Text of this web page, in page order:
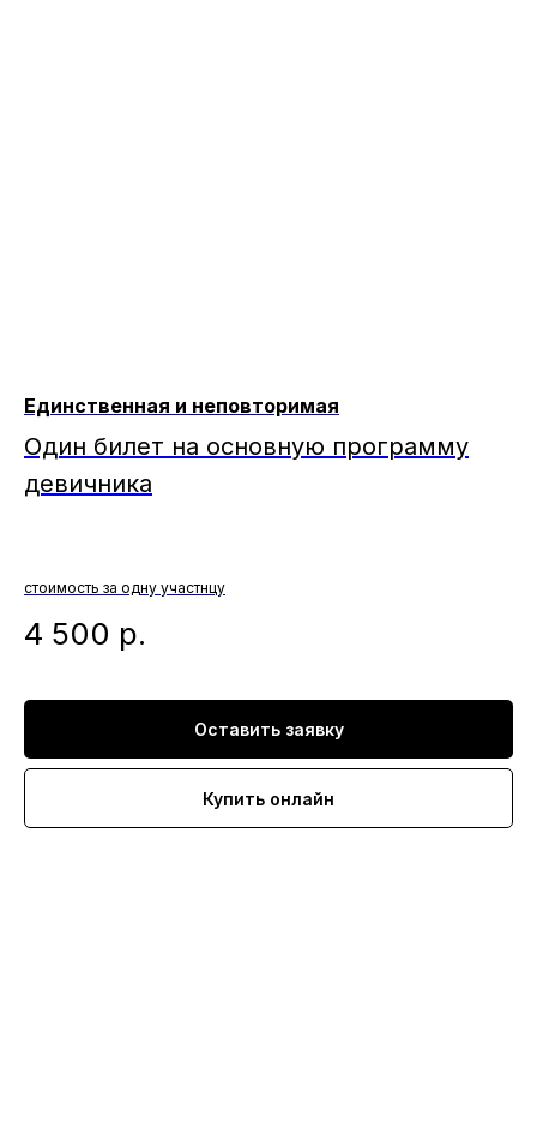
Единственная и неповторимая
Один билет на основную программу
девичника
стоимость за одну участнцу
4 500 р.
Оставить заявку
Купить онлайн